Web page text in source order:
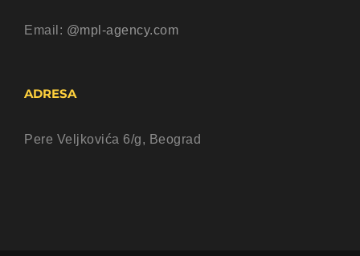
Email: @mpl-agency.com
ADRESA
Pere Veljkovića 6/g, Beograd